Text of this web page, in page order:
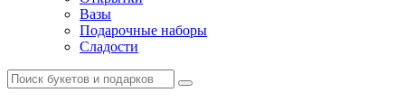
Вазы
Подарочные наборы
Сладости